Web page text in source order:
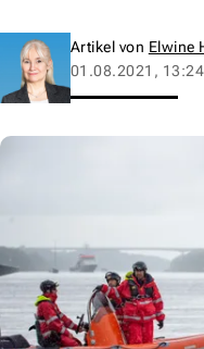
Artikel von Elwine
01.08.2021,